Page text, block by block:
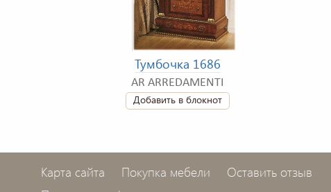
Тумбочка 1686
AR ARREDAMENTI
Добавить в блокнот
Карта сайта Покупка мебели
Оставить отзыв